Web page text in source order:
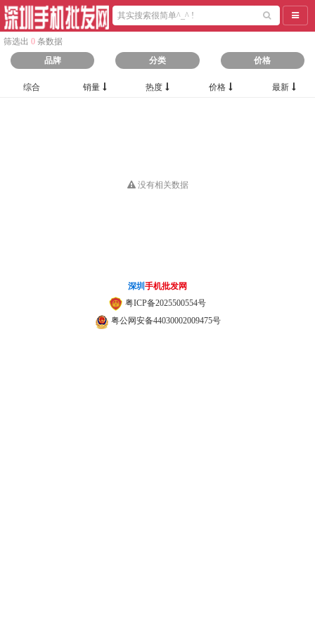
导航
筛选出 0 条数据
品牌
分类 价格
综合 销量 热度 价格 最新
没有相关数据
深圳 手机批发网
粤ICP备2025500554号
粤公网安备44030002009475号